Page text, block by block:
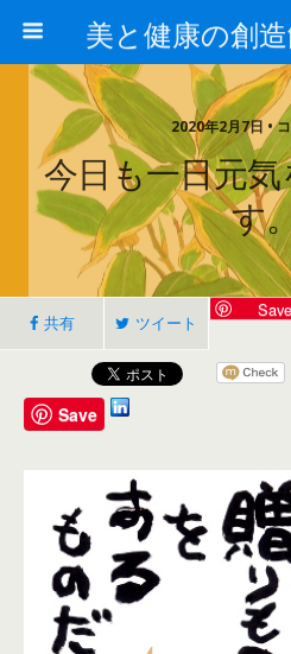
2020年2月7日 •
今日も一日元
す
共有 ツイート
Save
Save